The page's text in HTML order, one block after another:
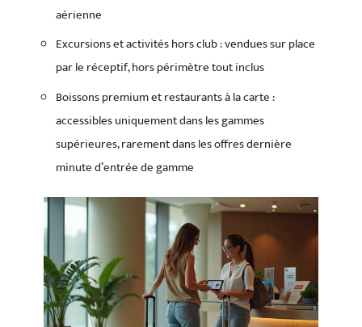
aérienne
Excursions et activités hors club : vendues sur place
par le réceptif, hors périmètre tout inclus
Boissons premium et restaurants à la carte :
accessibles uniquement dans les gammes
supérieures, rarement dans les offres dernière
minute d’entrée de gamme